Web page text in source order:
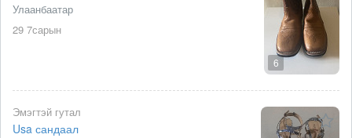
6
Улаанбаатар
29 7сарын
Эмэгтэй гутал
Usa сандаал